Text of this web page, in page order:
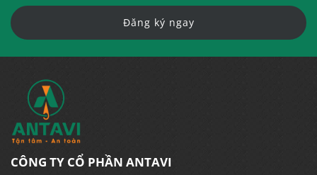
Đăng ký ngay
CÔNG TY CỔ PHẦN ANTAVI